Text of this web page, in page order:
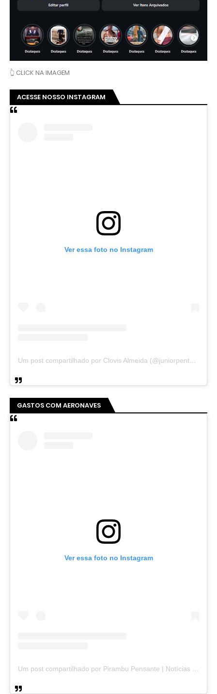
👆 CLICK NA IMAGEM
ACESSE NOSSO INSTAGRAM
Ver essa foto no Instagram
Um post compartilhado por Clovis Almeida (@juniorpentecoste01)
GASTOS COM AERONAVES
Ver essa foto no Instagram
Um post compartilhado por Pirambu Pensante | Notícias & Entretenimento (@pirambupensante)